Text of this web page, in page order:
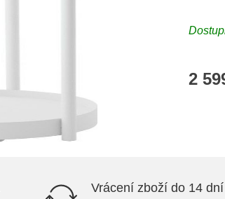
2
Vrácení zboží do 14 dní